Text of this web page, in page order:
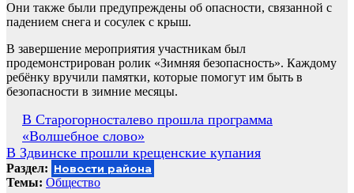
Они также были предупреждены об опасности, связанной с
падением снега и сосулек с крыш.
В завершение мероприятия участникам был
продемонстрирован ролик «Зимняя безопасность». Каждому
ребёнку вручили памятки, которые помогут им быть в
безопасности в зимние месяцы.
Навигация
по
записям
В Старогорносталево прошла программа
«Волшебное слово»
В Здвинске прошли крещенские купания
Раздел: Новости района
Темы: Общество